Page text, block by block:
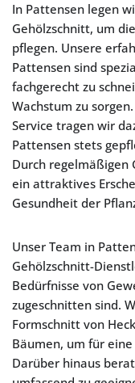
In Pattensen legen
Gehölzschnitt, um
pflegen. Unsere
Pattensen sind
fachgerecht zu
Wachstum zu
Service tragen wir
Pattensen stets
Durch regelmäßigen
ein attraktives
Gesundheit der
Unser Team in
Gehölzschnitt-
Bedürfnisse von
zugeschnitten sind.
Formschnitt von
Bäumen, um für
Darüber hinaus